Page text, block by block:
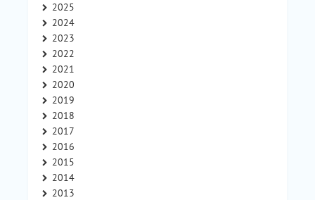
2025
2024
2023
2022
2021
2020
2019
2018
2017
2016
2015
2014
2013